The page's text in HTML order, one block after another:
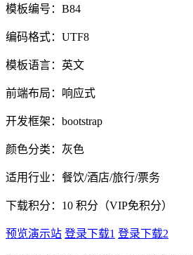
模板编号：B84
编码格式：UTF8
模板语言：英文
前端布局：响应式
开发框架：bootstrap
颜色分类：灰色
适用行业：餐饮/酒店/旅行/票务
下载积分： 10 积分（VIP免积分）
预览演示站 登录下载1 登录下载2